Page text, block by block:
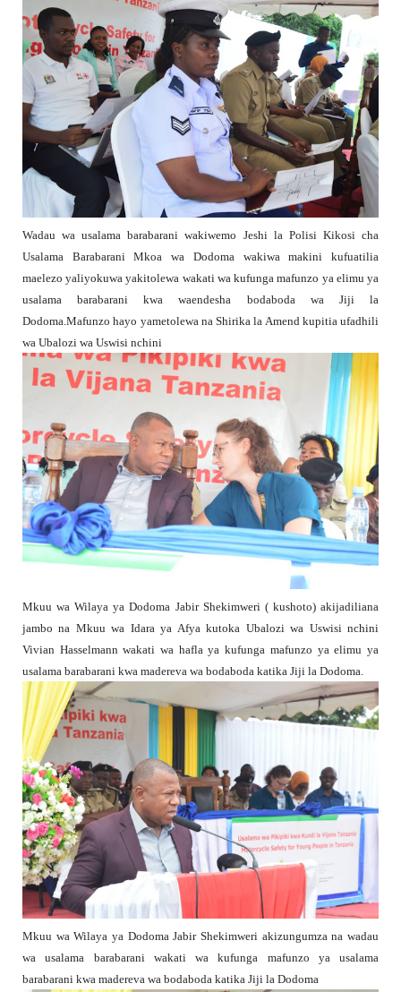
Wadau wa usalama barabarani wakiwemo Jeshi la Polisi Kikosi cha
Usalama Barabarani Mkoa wa Dodoma wakiwa makini kufuatilia
maelezo yaliyokuwa yakitolewa wakati wa kufunga mafunzo ya elimu ya
usalama barabarani kwa waendesha bodaboda wa Jiji la
Dodoma.Mafunzo hayo yametolewa na Shirika la Amend kupitia ufadhili
wa Ubalozi wa Uswisi nchini
Mkuu wa Wilaya ya Dodoma Jabir Shekimweri ( kushoto) akijadiliana
jambo na Mkuu wa Idara ya Afya kutoka Ubalozi wa Uswisi nchini
Vivian Hasselmann wakati wa hafla ya kufunga mafunzo ya elimu ya
usalama barabarani kwa madereva wa bodaboda katika Jiji la Dodoma.
Mkuu wa Wilaya ya Dodoma Jabir Shekimweri akizungumza na wadau
wa usalama barabarani wakati wa kufunga mafunzo ya usalama
barabarani kwa madereva wa bodaboda katika Jiji la Dodoma